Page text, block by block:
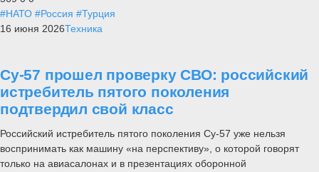
#НАТО #Россия #Турция
16 июня 2026Техника
Су-57 прошел проверку СВО: российский
истребитель пятого поколения
подтвердил свой класс
Российский истребитель пятого поколения Су-57 уже нельзя
воспринимать как машину «на перспективу», о которой говорят
только на авиасалонах и в презентациях оборонной